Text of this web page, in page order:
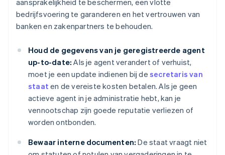
aansprakelijkheid te beschermen, een vlotte
bedrijfsvoering te garanderen en het vertrouwen van
banken en zakenpartners te behouden.
Houd de gegevens van je geregistreerde agent
up-to-date: Als je agent verandert of verhuist,
moet je een update indienen bij de secretaris van
staat en de vereiste kosten betalen. Als je geen
actieve agent in je administratie hebt, kan je
vennootschap zijn goede reputatie verliezen of
worden ontbonden.
Bewaar interne documenten: De staat vraagt niet